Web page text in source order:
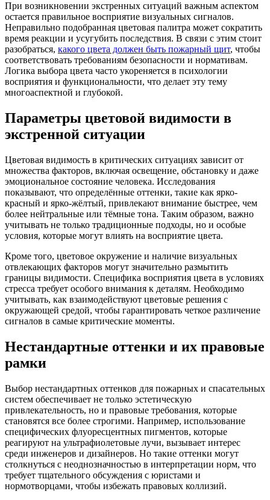
При возникновении экстренных ситуаций важным аспектом
остается правильное восприятие визуальных сигналов.
Неправильно подобранная цветовая палитра может сократить
время реакции и усугубить последствия. В связи с этим стоит
разобраться, какого цвета должен быть пожарный щит, чтобы
соответствовать требованиям безопасности и нормативам.
Логика выбора цвета часто укореняется в психологии
восприятия и функциональности, что делает эту тему
многоаспектной и глубокой.
Параметры цветовой видимости в
экстренной ситуации
Цветовая видимость в критических ситуациях зависит от
множества факторов, включая освещение, обстановку и даже
эмоциональное состояние человека. Исследования
показывают, что определённые оттенки, такие как ярко-
красный и ярко-жёлтый, привлекают внимание быстрее, чем
более нейтральные или тёмные тона. Таким образом, важно
учитывать не только традиционные подходы, но и особые
условия, которые могут влиять на восприятие цвета.
Кроме того, цветовое окружение и наличие визуальных
отвлекающих факторов могут значительно размытить
границы видимости. Специфика восприятия цвета в условиях
стресса требует особого внимания к деталям. Необходимо
учитывать, как взаимодействуют цветовые решения с
окружающей средой, чтобы гарантировать четкое различение
сигналов в самые критические моменты.
Нестандартные оттенки и их правовые
рамки
Выбор нестандартных оттенков для пожарных и спасательных
систем обеспечивает не только эстетическую
привлекательность, но и правовые требования, которые
становятся все более строгими. Например, использование
специфических флуоресцентных пигментов, которые
реагируют на ультрафиолетовые лучи, вызывает интерес
среди инженеров и дизайнеров. Но такие оттенки могут
столкнуться с неоднозначностью в интерпретации норм, что
требует тщательного обсуждения с юристами и
нормотворцами, чтобы избежать правовых коллизий.